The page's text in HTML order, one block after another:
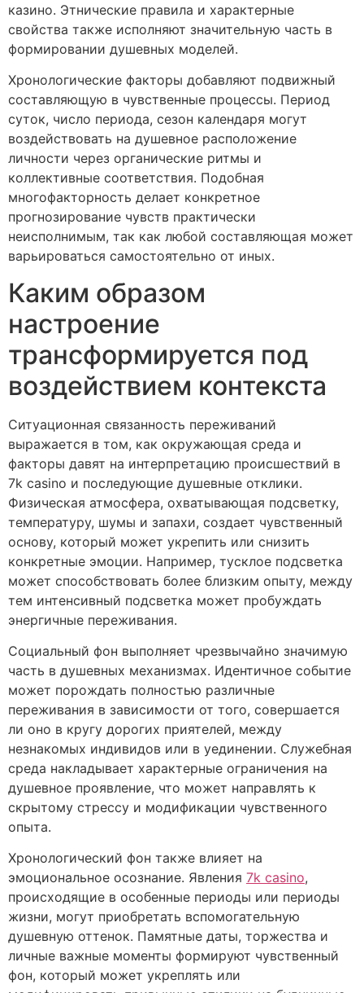
казино. Этнические правила и характерные
свойства также исполняют значительную часть в
формировании душевных моделей.
Хронологические факторы добавляют подвижный
составляющую в чувственные процессы. Период
суток, число периода, сезон календаря могут
воздействовать на душевное расположение
личности через органические ритмы и
коллективные соответствия. Подобная
многофакторность делает конкретное
прогнозирование чувств практически
неисполнимым, так как любой составляющая может
варьироваться самостоятельно от иных.
Каким образом
настроение
трансформируется под
воздействием контекста
Ситуационная связанность переживаний
выражается в том, как окружающая среда и
факторы давят на интерпретацию происшествий в
7k casino и последующие душевные отклики.
Физическая атмосфера, охватывающая подсветку,
температуру, шумы и запахи, создает чувственный
основу, который может укрепить или снизить
конкретные эмоции. Например, тусклое подсветка
может способствовать более близким опыту, между
тем интенсивный подсветка может пробуждать
энергичные переживания.
Социальный фон выполняет чрезвычайно значимую
часть в душевных механизмах. Идентичное событие
может порождать полностью различные
переживания в зависимости от того, совершается
ли оно в кругу дорогих приятелей, между
незнакомых индивидов или в уединении. Служебная
среда накладывает характерные ограничения на
душевное проявление, что может направлять к
скрытому стрессу и модификации чувственного
опыта.
Хронологический фон также влияет на
эмоциональное осознание. Явления 7k casino,
происходящие в особенные периоды или периоды
жизни, могут приобретать вспомогательную
душевную оттенок. Памятные даты, торжества и
личные важные моменты формируют чувственный
фон, который может укреплять или